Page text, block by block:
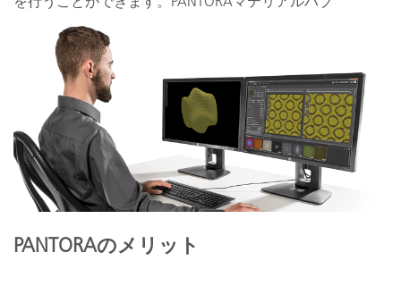
PANTORAのメリット